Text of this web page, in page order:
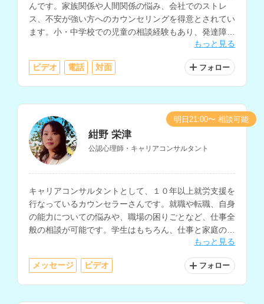
んです。家族関係や人間関係の悩み、会社でのストレ
ス、不安が強い方へのカウンセリングを得意とされてい
ます。小・中学校での児童の相談経験もあり、発達障害
もっと見る
ビデオ 電話 対面 フォロー
紺野 栄津
公認心理師・キャリアコンサルタント
キャリアコンサルタントとして、１０年以上就労支援を
行なっているカウンセラーさんです。就職や転職、自身
の能力についての悩みや、職場の困りごとなど、仕事全
般の相談が可能です。学生はもちろん、仕事と家庭の両
立に悩む方や、中高年や障害をお持ちの方の相談にも対
もっと見る
メッセージ ビデオ フォロー
明日21:00〜 相談可能